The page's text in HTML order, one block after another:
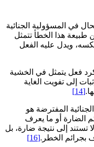
في المسؤولية الجنائية
طبيعة هذا الخطأ تتمثل
ويدل عليه الفعل
كرد فعل يتمثل في الخشية
إلى تفويت الغاية
[14]
المفترضة هو
الضارة أو ما يعرف
تستند إلى نتيجة ضارة، بل
بجرائم الخطر.[16]